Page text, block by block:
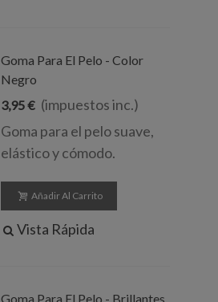
Goma Para El Pelo - Color
Negro
3,95 € (impuestos inc.)
Goma para el pelo suave,
elástico y cómodo.
Añadir Al Carrito
Vista Rápida
Goma Para El Pelo - Brillantes